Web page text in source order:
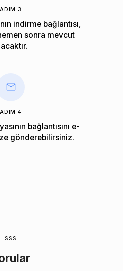
ADIM 3
indirme bağlantısı,
sonra mevcut
ADIM 4
bağlantısını e-
gönderebilirsiniz.
SSS